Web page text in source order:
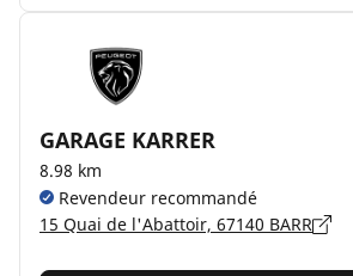
GARAGE KARRER
8.98 km
Revendeur recommandé
15 Quai de l'Abattoir, 67140 BARR